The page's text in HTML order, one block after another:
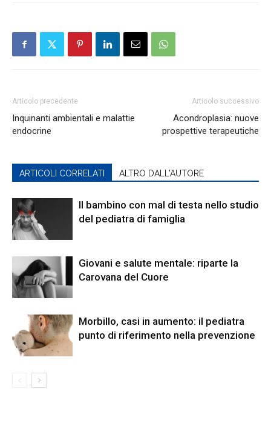
Articolo precedente
Inquinanti ambientali e malattie
endocrine
Articolo successivo
Acondroplasia: nuove
prospettive terapeutiche
ARTICOLI CORRELATI ALTRO DALL'AUTORE
Il bambino con mal di testa nello studio
del pediatra di famiglia
Giovani e salute mentale: riparte la
Carovana del Cuore
Morbillo, casi in aumento: il pediatra
punto di riferimento nella prevenzione